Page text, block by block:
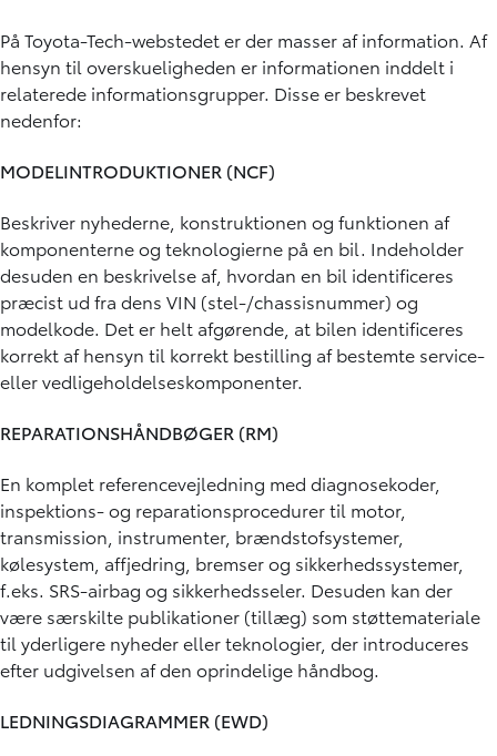
På Toyota-Tech-webstedet er der masser af information. Af
hensyn til overskueligheden er informationen inddelt i
relaterede informationsgrupper. Disse er beskrevet
nedenfor:
MODELINTRODUKTIONER (NCF)
Beskriver nyhederne, konstruktionen og funktionen af
komponenterne og teknologierne på en bil. Indeholder
desuden en beskrivelse af, hvordan en bil identificeres
præcist ud fra dens VIN (stel-/chassisnummer) og
modelkode. Det er helt afgørende, at bilen identificeres
korrekt af hensyn til korrekt bestilling af bestemte service-
eller vedligeholdelseskomponenter.
REPARATIONSHÅNDBØGER (RM)
En komplet referencevejledning med diagnosekoder,
inspektions- og reparationsprocedurer til motor,
transmission, instrumenter, brændstofsystemer,
kølesystem, affjedring, bremser og sikkerhedssystemer,
f.eks. SRS-airbag og sikkerhedsseler. Desuden kan der
være særskilte publikationer (tillæg) som støttemateriale
til yderligere nyheder eller teknologier, der introduceres
efter udgivelsen af den oprindelige håndbog.
LEDNINGSDIAGRAMMER (EWD)